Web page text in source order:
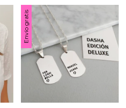
Envío gratis